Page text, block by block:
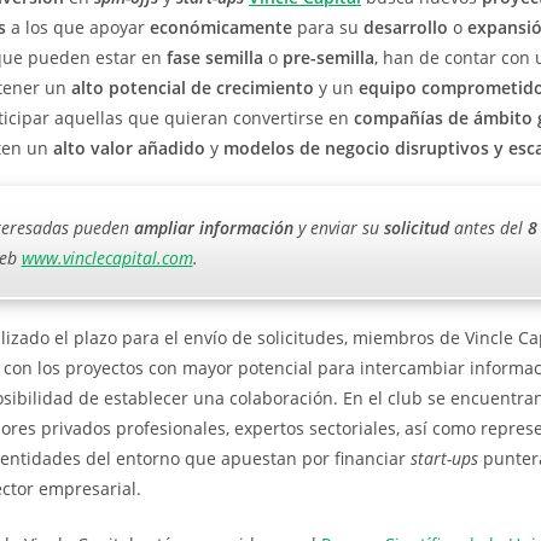
a los que apoyar económicamente para su desarrollo o
pueden estar en fase semilla o pre-semilla, han de contar con
un alto potencial de crecimiento y un equipo
aquellas que quieran convertirse en compañías de ámbito
un alto valor añadido y modelos de negocio disruptivos y
pueden ampliar informacióny enviar su solicitudantes del
www.vinclecapital.com.
el plazo para el envío de solicitudes, miembros de Vincle
los proyectos con mayor potencial para intercambiar
de establecer una colaboración. En el club se
privados profesionales, expertos sectoriales, así como
del entorno que apuestan por financiar start-ups
empresarial.